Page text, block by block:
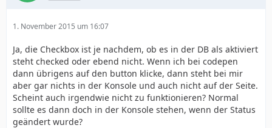
1. November 2015 um 16:07
Ja, die Checkbox ist je nachdem, ob es in der DB als aktiviert
steht checked oder ebend nicht. Wenn ich bei codepen
dann übrigens auf den button klicke, dann steht bei mir
aber gar nichts in der Konsole und auch nicht auf der Seite.
Scheint auch irgendwie nicht zu funktionieren? Normal
sollte es dann doch in der Konsole stehen, wenn der Status
geändert wurde?